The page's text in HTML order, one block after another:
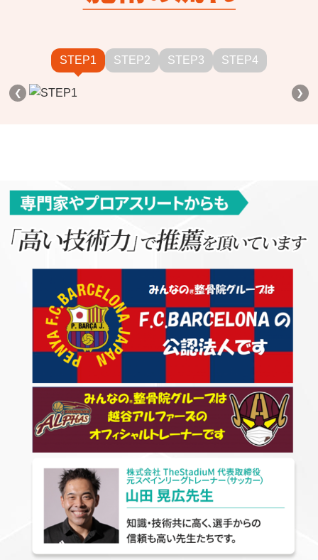
STEP1 STEP2 STEP3 STEP4
❮ ❯